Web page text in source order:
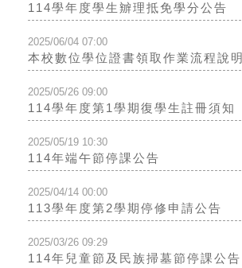
114學年度學生辧理抵免學分公告
2025/06/04 07:00
本校數位學位證書領取作業流程說明
2025/05/26 09:00
114學年度第1學期復學生註冊須知
2025/05/19 10:30
114年端午節停課公告
2025/04/14 00:00
113學年度第2學期停修申請公告
2025/03/26 09:29
114年兒童節及民族掃墓節停課公告